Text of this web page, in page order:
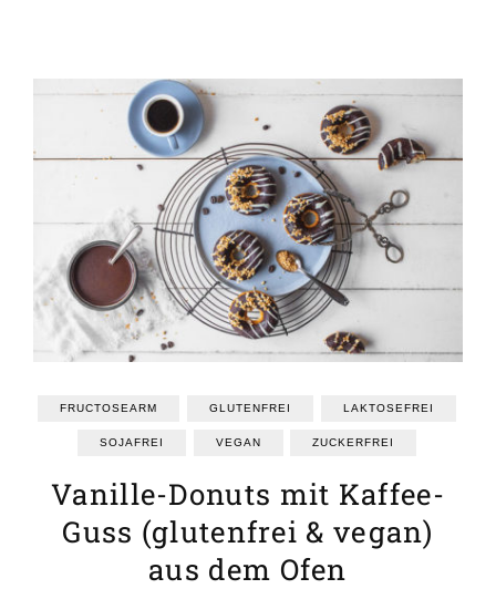
FRUCTOSEARM GLUTENFREI LAKTOSEFREI
SOJAFREI VEGAN ZUCKERFREI
Vanille-Donuts mit Kaffee-
Guss (glutenfrei & vegan)
aus dem Ofen